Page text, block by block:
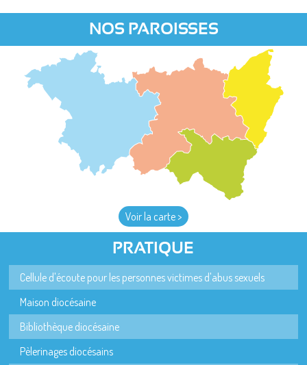
NOS PAROISSES
Voir la carte >
PRATIQUE
Cellule d'écoute pour les personnes victimes d'abus sexuels
Maison diocésaine
Bibliothèque diocésaine
Pèlerinages diocésains